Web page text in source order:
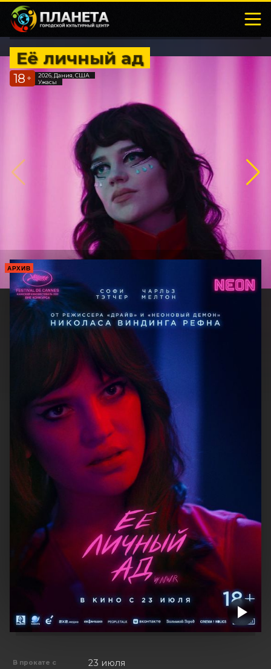
Её личный ад
18 +
2026, Дания, США
Ужасы
АРХИВ
В прокате с 23 июля